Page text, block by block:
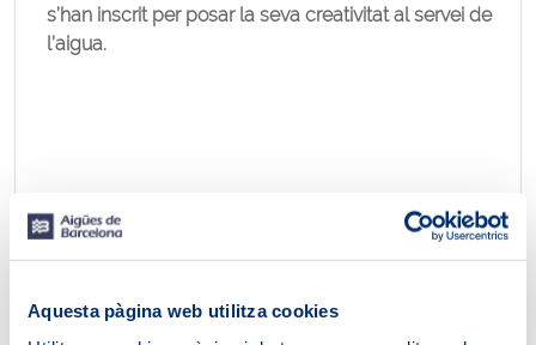
Aquesta pàgina web utilitza cookies
s’han inscrit per posar la seva creativitat al servei de
l’aigua.